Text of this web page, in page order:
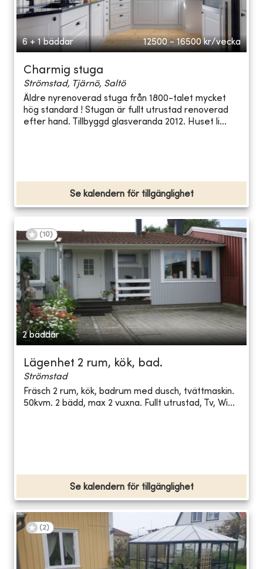
6 + 1 bäddar 12500 - 16500 kr/vecka
Charmig stuga
Strömstad, Tjärnö, Saltö
Äldre nyrenoverad stuga från 1800-talet mycket
hög standard ! Stugan är fullt utrustad renoverad
efter hand. Tillbyggd glasveranda 2012. Huset li...
Se kalendern för tillgänglighet
(10)
2 bäddar
Lägenhet 2 rum, kök, bad.
Strömstad
Fräsch 2 rum, kök, badrum med dusch, tvättmaskin.
50kvm. 2 bädd, max 2 vuxna. Fullt utrustad, Tv, Wi...
Se kalendern för tillgänglighet
(2)